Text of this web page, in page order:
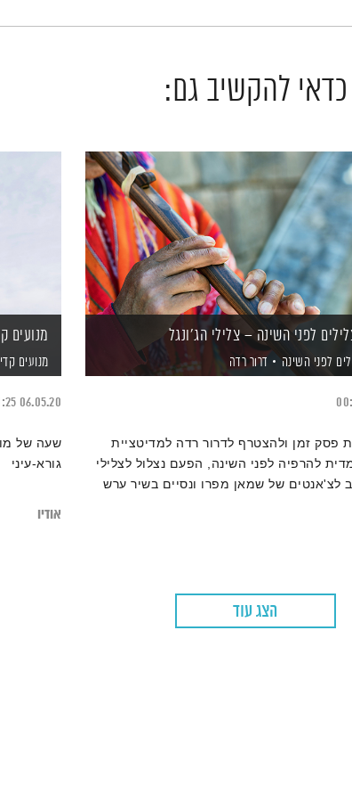
כדאי להקשיב גם:
לפני השינה – צלילי הג'ונגל
לפני השינה דרור רדה
פסק זמן ולהצטרף לדרור רדה למדיטציית
להרפיה לפני השינה, הפעם נצלול לצלילי
לצ'אנטים של שמאן מפרו ונסיים בשיר ערש
מנועים
מנועים
06.05.20
שעה של
גורא-עיני
אודיו
הצג עוד